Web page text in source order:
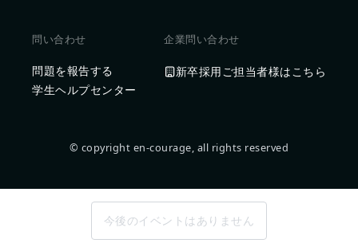
問い合わせ
問題を報告する
学生ヘルプセンター
企業問い合わせ
新卒採用ご担当者様はこちら
© copyright en-courage, all rights reserved
今後のイベントはありません